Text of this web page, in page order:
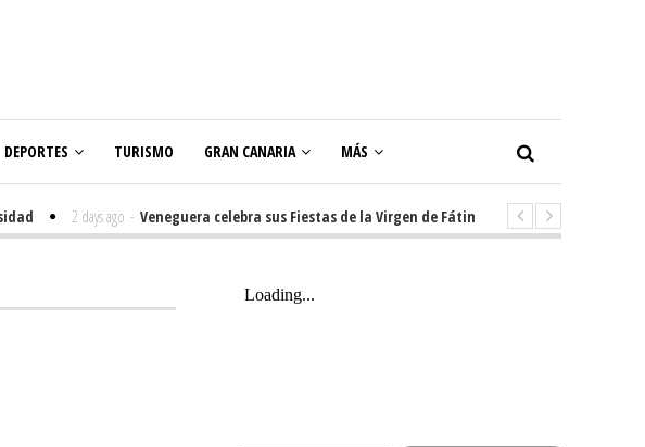
DEPORTES TURISMO GRAN CANARIA MÁS
2 days ago - Veneguera celebra sus Fiestas de la Virgen de Fátima con diez días de tradición,